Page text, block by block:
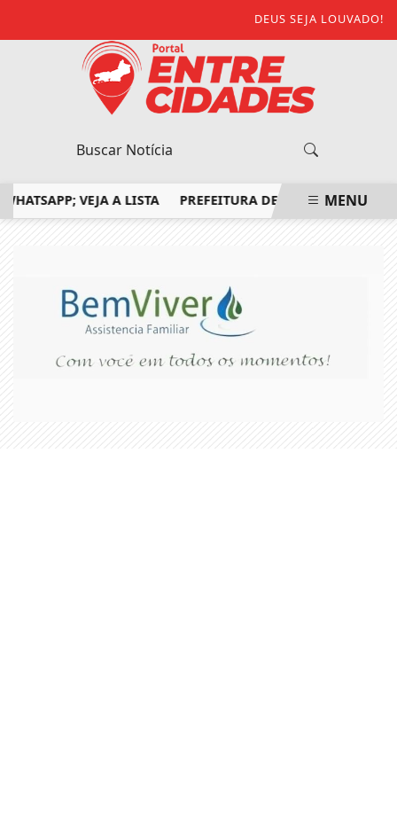
DEUS SEJA LOUVADO!
VEJA A LISTA PREFEITURA DE SÃO FIDÉLISMENU